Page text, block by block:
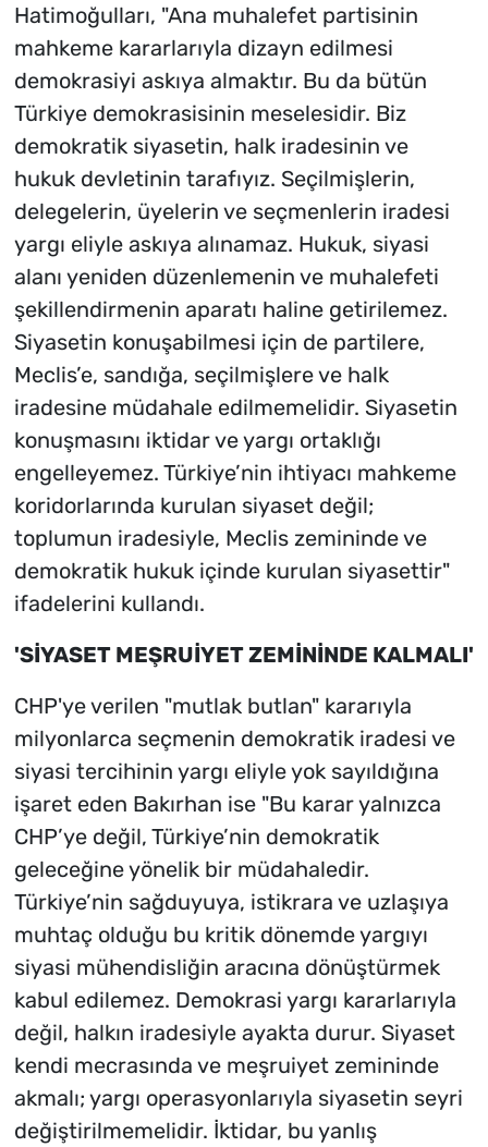
Hatimoğulları, "Ana muhalefet partisinin
mahkeme kararlarıyla dizayn edilmesi
demokrasiyi askıya almaktır. Bu da bütün
Türkiye demokrasisinin meselesidir. Biz
demokratik siyasetin, halk iradesinin ve
hukuk devletinin tarafıyız. Seçilmişlerin,
delegelerin, üyelerin ve seçmenlerin iradesi
yargı eliyle askıya alınamaz. Hukuk, siyasi
alanı yeniden düzenlemenin ve muhalefeti
şekillendirmenin aparatı haline getirilemez.
Siyasetin konuşabilmesi için de partilere,
Meclis’e, sandığa, seçilmişlere ve halk
iradesine müdahale edilmemelidir. Siyasetin
konuşmasını iktidar ve yargı ortaklığı
engelleyemez. Türkiye’nin ihtiyacı mahkeme
koridorlarında kurulan siyaset değil;
toplumun iradesiyle, Meclis zemininde ve
demokratik hukuk içinde kurulan siyasettir"
ifadelerini kullandı.
'SİYASET MEŞRUİYET ZEMİNİNDE KALMALI'
CHP'ye verilen "mutlak butlan" kararıyla
milyonlarca seçmenin demokratik iradesi ve
siyasi tercihinin yargı eliyle yok sayıldığına
işaret eden Bakırhan ise "Bu karar yalnızca
CHP’ye değil, Türkiye’nin demokratik
geleceğine yönelik bir müdahaledir.
Türkiye’nin sağduyuya, istikrara ve uzlaşıya
muhtaç olduğu bu kritik dönemde yargıyı
siyasi mühendisliğin aracına dönüştürmek
kabul edilemez. Demokrasi yargı kararlarıyla
değil, halkın iradesiyle ayakta durur. Siyaset
kendi mecrasında ve meşruiyet zemininde
akmalı; yargı operasyonlarıyla siyasetin seyri
değiştirilmemelidir. İktidar, bu yanlış